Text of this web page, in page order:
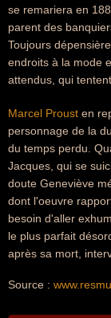
se remariera en
parent des
Toujours
endroits à la mode
attendus, qui
Marcel Proust en
personnage de la
du temps perdu.
Jacques, qui se
doute Geneviève
dont l'oeuvre
besoin d'aller
le plus parfait
après sa mort,
Source :